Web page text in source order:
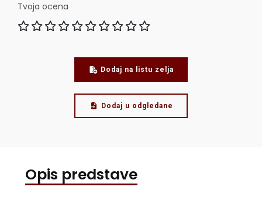
Tvoja ocena
Dodaj na listu zelja
Dodaj u odgledane
Opis predstave